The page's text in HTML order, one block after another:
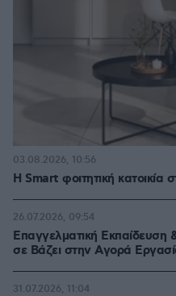
Η Smart φοιτητική κατοικία
03.08.2026, 10:56
Επαγγελματική Εκπαίδευση
σε Bάζει στην Aγορά
26.07.2026, 09:54
31.07.2026, 11:04